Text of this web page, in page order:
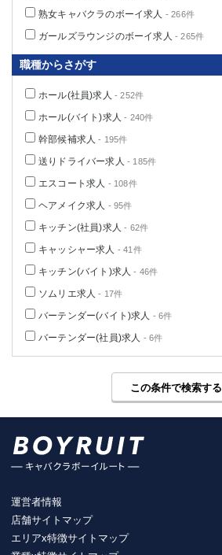
熟女キャバクラのボーイ求人 - 266件
ガールズラウンジのボーイ求人 - 265件
職種からさがす
ホール(社員)求人 - 252件
ホール(バイト)求人 - 240件
幹部候補求人 - 195件
送りドライバー求人 - 185件
エスコート求人 - 108件
ヘアメイク求人 - 95件
キッチン(社員)求人 - 62件
キャッシャー求人 - 41件
キッチン(バイト)求人 - 46件
ソムリエ求人 - 17件
バーテンダー(バイト)求人 - 6件
バーテンダー(社員)求人 - 6件
この条件で検索する
運営者情報
店舗サイトマップ
エリアx特徴サイトマップ